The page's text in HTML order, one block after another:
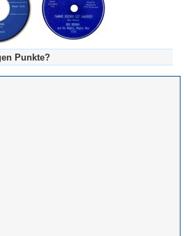
Punkte?
nicht verpassen!
in Arbeit
Text)